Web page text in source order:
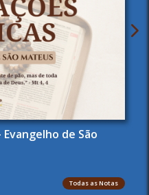
Evangelho de São
Todas as Notas